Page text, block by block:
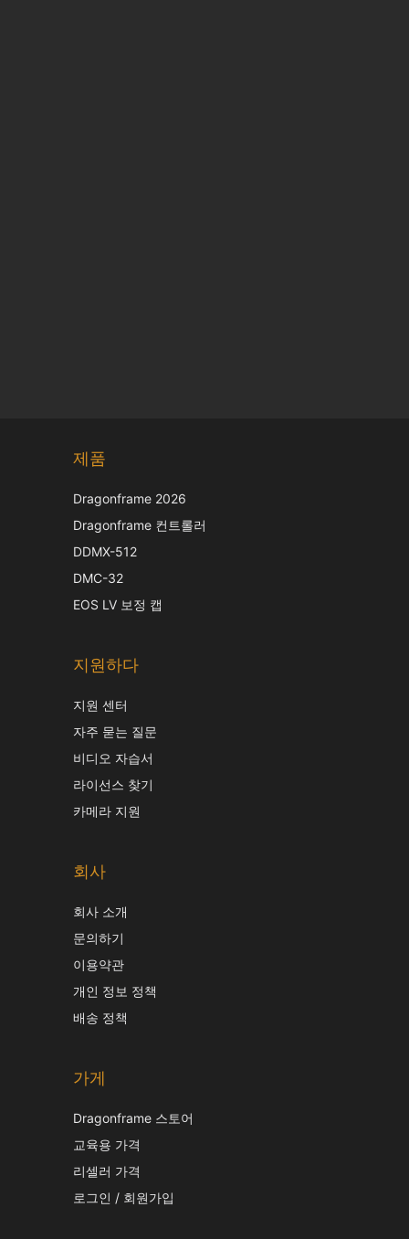
제품
Dragonframe 2026
Dragonframe 컨트롤러
DDMX-512
DMC-32
EOS LV 보정 캡
지원하다
지원 센터
자주 묻는 질문
비디오 자습서
라이선스 찾기
카메라 지원
회사
회사 소개
문의하기
이용약관
개인 정보 정책
배송 정책
가게
Dragonframe 스토어
교육용 가격
리셀러 가격
로그인 / 회원가입